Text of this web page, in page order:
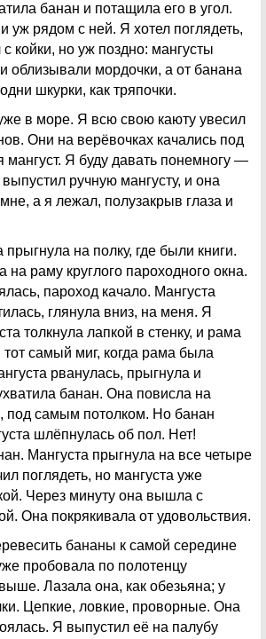
банан и потащила его в угол.
рядом с ней. Я хотел поглядеть,
с койки, но уж поздно: мангусты
облизывали мордочки, а от банана
шкурки, как тряпочки.
в море. Я всю свою каюту увесил
Они на верёвочках качались под
мангуст. Я буду давать понемногу —
ручную мангусту, и она
а я лежал, полузакрыв глаза и
на полку, где были книги.
на раму круглого пароходного окна.
пароход качало. Мангуста
глянула вниз, на меня. Я
толкнула лапкой в стенку, и рама
самый миг, когда рама была
рванулась, прыгнула и
банан. Она повисла на
под самым потолком. Но банан
шлёпнулась об пол. Нет!
Мангуста прыгнула на все четыре
поглядеть, но мангуста уже
Через минуту она вышла с
Она покрякивала от удовольствия.
бананы к самой середине
пробовала по полотенцу
Лазала она, как обезьяна; у
Цепкие, ловкие, проворные. Она
Я выпустил её на палубу